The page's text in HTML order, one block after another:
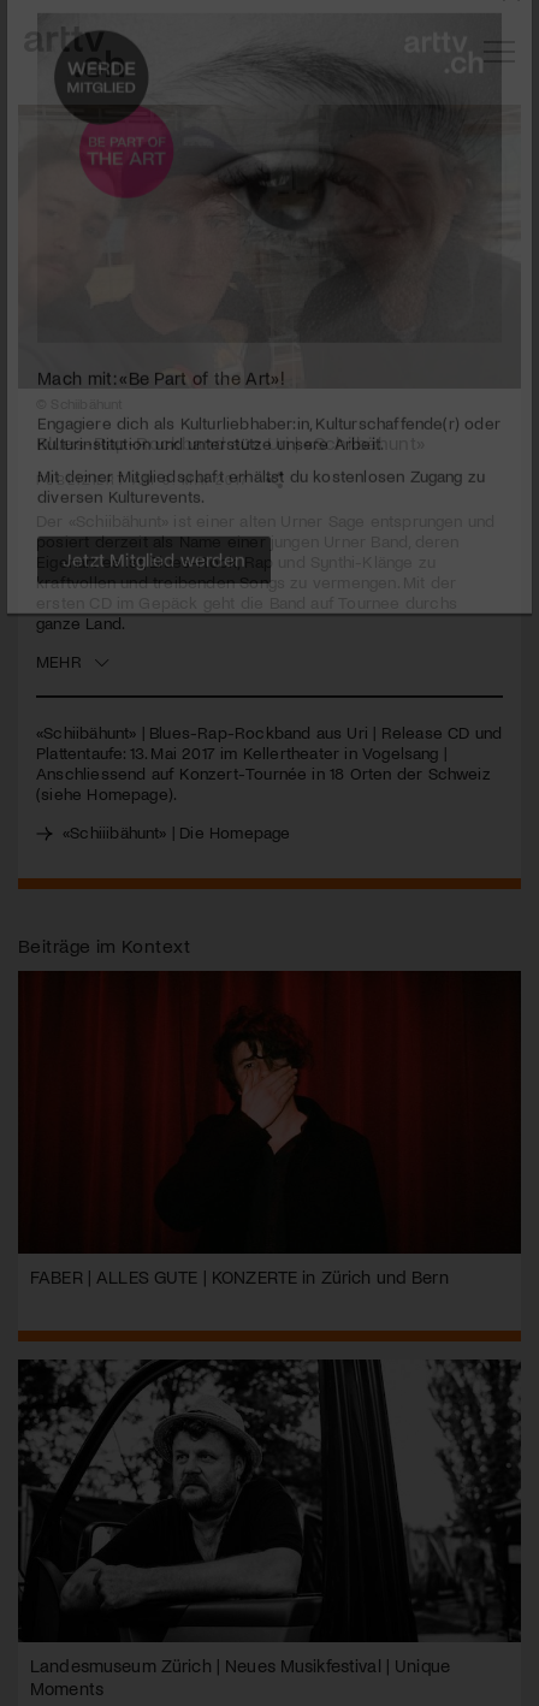
Blues-Rap-Rockband aus Uri | «Schiibähunt»
PUBLIZIERT AM 9. MAI 2017
posiert derzeit als Name einer jungen Urner Band, deren
Eigenart es ist, Blues-Rock, Rap und Synthi-Klänge zu
kraftvollen und treibenden Songs zu vermengen. Mit der
ganze Land.
MEHR
«Schiibähunt» | Blues-Rap-Rockband aus Uri | Release CD und
Plattentaufe: 13. Mai 2017 im Kellertheater in Vogelsang |
Anschliessend auf Konzert-Tournée in 18 Orten der Schweiz
(siehe Homepage).
«Schiiibähunt» | Die Homepage
Beiträge im Kontext
FABER | ALLES GUTE | KONZERTE in Zürich und Bern
Landesmuseum Zürich | Neues Musikfestival | Unique
Moments
Mach mit: «Be Part of the Art»!
Kulturinstitution und unterstütze unsere Arbeit.
diversen Kulturevents.